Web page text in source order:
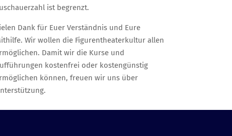
ist begrenzt.
Dank für Euer Verständnis und Eure
Wir wollen die Figurentheaterkultur allen
Damit wir die Kurse und
kostenfrei oder kostengünstig
können, freuen wir uns über